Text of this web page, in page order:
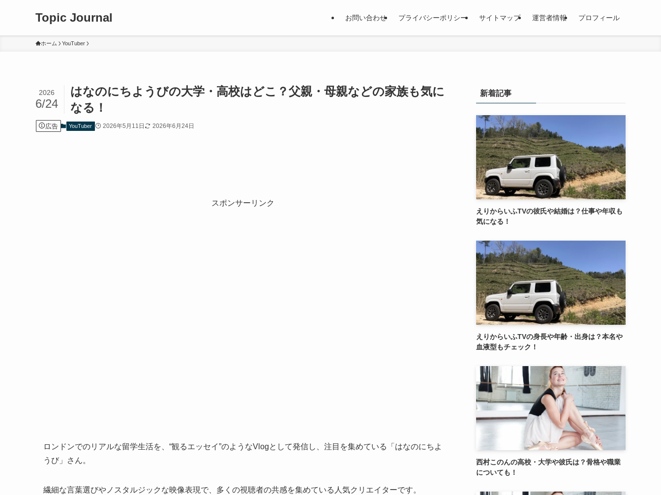
Topic Journal お問い合わせ プライバシーポリシー サイトマップ 運営者情報 プロフィール
ホーム YouTuber
はなのにちようびの大学・高校はどこ？父親・母親などの家族も気に
なる！
2026
6/24
広告 YouTuber 2026年5月11日 2026年6月24日
スポンサーリンク
ロンドンでのリアルな留学生活を、“観るエッセイ”のようなVlogとして発信し、注目を集めている「はなのにちよ
うび」さん。
繊細な言葉選びやノスタルジックな映像表現で、多くの視聴者の共感を集めている人気クリエイターです。
新着記事
えりからいふTVの彼氏や結婚は？仕事や年収も
気になる！
えりからいふTVの身長や年齢・出身は？本名や
血液型もチェック！
西村このんの高校・大学や彼氏は？骨格や職業
についても！